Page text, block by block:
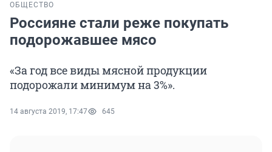
ОБЩЕСТВО
Россияне стали реже покупать
подорожавшее мясо
«За год все виды мясной продукции
подорожали минимум на 3%».
14 августа 2019, 17:47 645